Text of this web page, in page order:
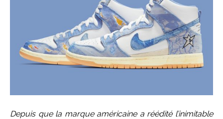
Depuis que la marque américaine a réédité l’inimitable